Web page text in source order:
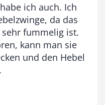
ich auch. Ich
da das
fummelig ist.
kann man sie
und den Hebel